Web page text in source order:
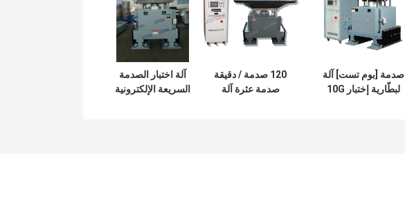
صدمة [بوم تست] آلة
لبطّارية إختبار 10G
120 صدمة / دقيقة
صدمة عثرة آلة
آلة اختبار الصدمة
السريعة الإلكترونية